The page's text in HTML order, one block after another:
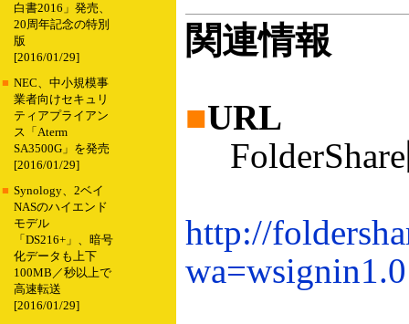
白書2016」発売、
20周年記念の特別
版
[2016/01/29]
■ NEC、中小規模事
業者向けセキュリ
ティアプライアン
ス「Aterm
SA3500G」を発売
[2016/01/29]
■ Synology、2ベイ
NASのハイエンド
モデル
「DS216+」、暗号
化データも上下
100MB／秒以上で
高速転送
[2016/01/29]
関連情報
■URL
http://
wa=wsignin1.0